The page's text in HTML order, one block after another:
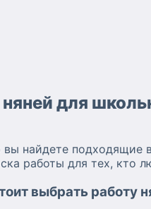
для
вы найдете подходящие
работы для тех, кто
выбрать работу